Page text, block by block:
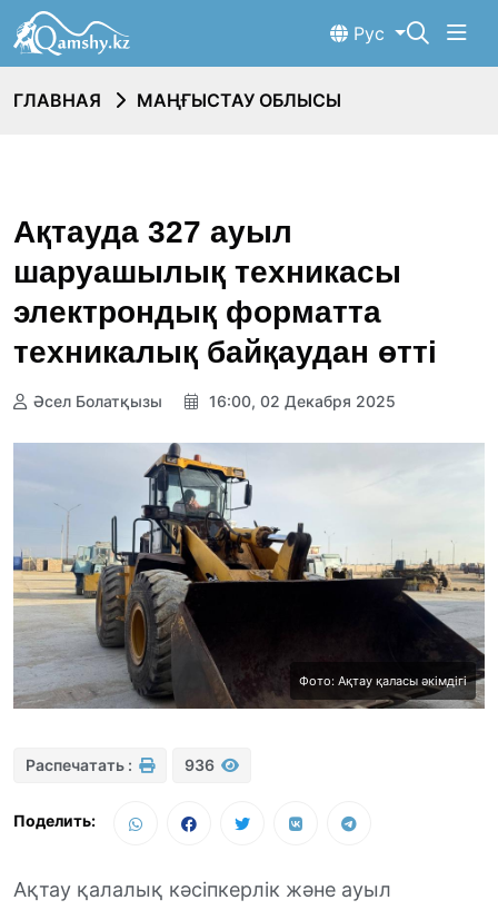
Рус
ГЛАВНАЯ МАҢҒЫСТАУ ОБЛЫСЫ
Ақтауда 327 ауыл
шаруашылық техникасы
электрондық форматта
техникалық байқаудан өтті
Әсел Болатқызы 16:00, 02 Декабря 2025
Фото: Ақтау қаласы әкімдігі
Распечатать : 936
Поделить:
Ақтау қалалық кәсіпкерлік және ауыл